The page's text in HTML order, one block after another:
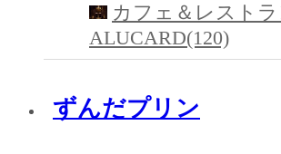
カフェ＆レスト
ALUCARD(120)
ずんだプリン